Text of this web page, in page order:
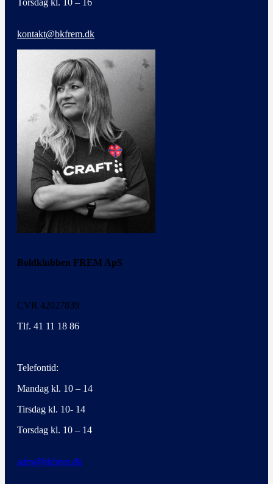
kontakt@bkfrem.dk
Boldklubben FREM ApS
CVR 42027839
Tlf. 41 11 18 86
Telefontid:
Mandag kl. 10 – 14
Tirsdag kl. 10- 14
Torsdag kl. 10 – 14
adm@bkfrem.dk